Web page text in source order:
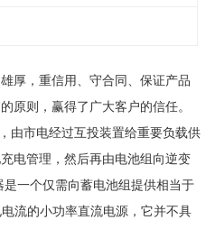
厚，重信用、守合同、保证产品
原则，赢得了广大客户的信任。
由市电经过互投装置给重要负载供
电管理，然后再由电池组向逆变
一个仅需向蓄电池组提供相当于
流的小功率直流电源，它并不具